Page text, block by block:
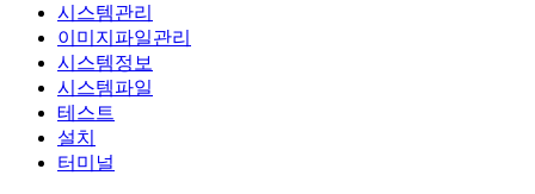
시스템관리
이미지파일관리
시스템정보
시스템파일
테스트
설치
터미널